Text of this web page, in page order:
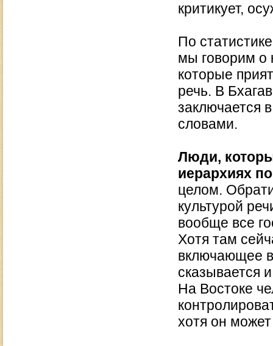
критикует,
По
мы говорим о
которые
речь. В
заключается
словами.
Люди,
иерархиях
целом.
культурой
вообще все
Хотя там
включающее
сказывается
На Востоке
хотя он